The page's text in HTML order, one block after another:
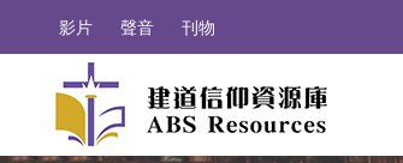
影片 聲音 刊物